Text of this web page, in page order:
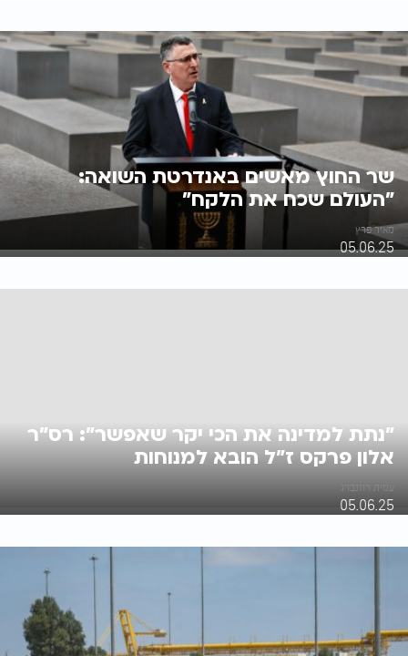
שר החוץ מאשים באנדרטת השואה:
"העולם שכח את הלקח"
מאיר פרץ
05.06.25
"נתת למדינה את הכי יקר שאפשר": רס"ר
אלון פרקס ז"ל הובא למנוחות
עמית רוזנברג
05.06.25